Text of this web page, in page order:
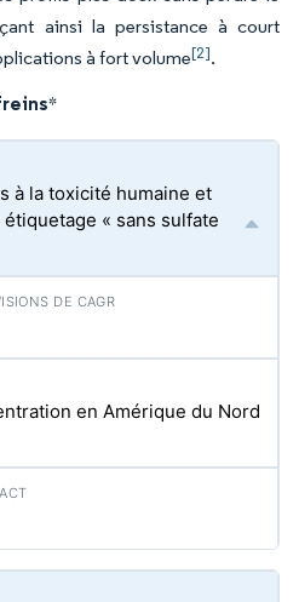
ainsi la persistance à court
à fort volume[2].
*
à la toxicité humaine et
« sans sulfate
en Amérique du Nord